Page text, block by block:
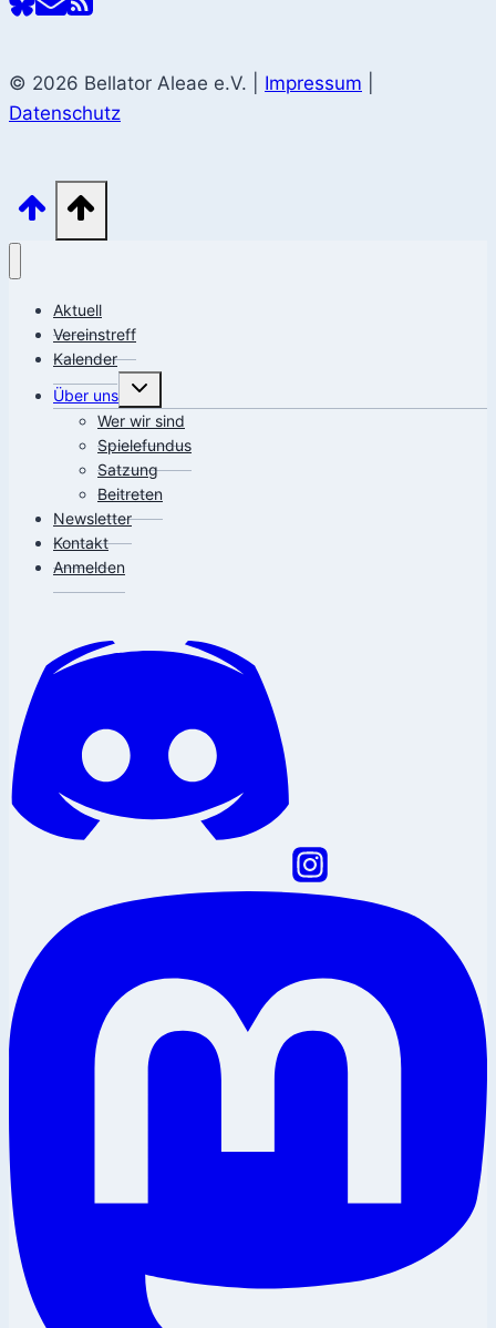
© 2026 Bellator Aleae e.V. | Impressum
Datenschutz
Aktuell
Vereinstreff
Kalender
Über uns
Untermenü
Wer wir sind
Spielefundus
Satzung
Beitreten
Newsletter
Kontakt
Anmelden